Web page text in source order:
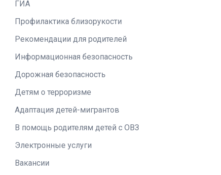
ГИА
Профилактика близорукости
Рекомендации для родителей
Информационная безопасность
Дорожная безопасность
Детям о терроризме
Адаптация детей-мигрантов
В помощь родителям детей с ОВЗ
Электронные услуги
Вакансии